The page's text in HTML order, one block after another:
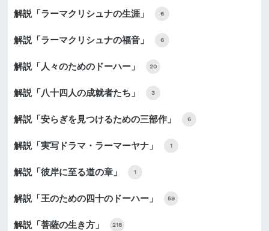
解説「ラーマクリシュナの生涯」 6
解説「ラーマクリシュナの福音」 6
解説「人々のためのドーハー」 20
解説「八十四人の成就者たち」 3
解説「安らぎを見つけるための三部作」 6
解説「実写ドラマ・ラーマーヤナ」 1
解説「彼岸に至る道の章」 1
解説「王のための四十のドーハー」 59
解説「菩薩の生き方」 218